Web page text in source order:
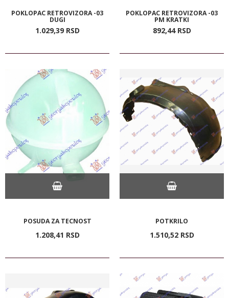
POKLOPAC RETROVIZORA -03
DUGI
1.029,39 RSD
POKLOPAC RETROVIZORA -03
PM KRATKI
892,44 RSD
POSUDA ZA TECNOST
1.208,41 RSD
POTKRILO
1.510,52 RSD